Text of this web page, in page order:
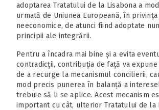
adoptarea Tratatului de la Lisabona a
urmată de Uniunea Europeană, în
neeconomice, de atunci fiind adoptate
principii ale integrării.
Pentru a încadra mai bine și a evita
contradicții, contribuția de față va
de a recurge la mecanismul concilierii,
mod precis punerea în balanță a
trebuie să li se aplice. Acest mecanism
important cu cât, ulterior Tratatului de la